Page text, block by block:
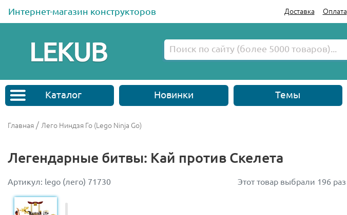
Интернет-магазин конструкторов Доставка Оплата
Каталог Новинки Темы
Главная / Лего Ниндзя Го (Lego Ninja Go)
Легендарные битвы: Кай против Скелета
Артикул: lego (лего) 71730 Этот товар выбрали 196 раз